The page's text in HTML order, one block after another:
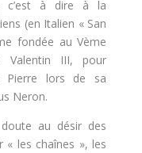
c’est à dire à la
(en Italien « San
fondée au Vème
Valentin III, pour
Pierre lors de sa
Neron.
au désir des
« les chaînes », les